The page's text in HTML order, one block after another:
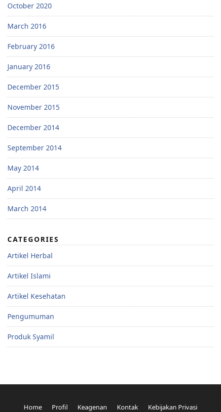
October 2020
March 2016
February 2016
January 2016
December 2015
November 2015
December 2014
September 2014
May 2014
April 2014
March 2014
CATEGORIES
Artikel Herbal
Artikel Islami
Artikel Kesehatan
Pengumuman
Produk Syamil
Home Profil Keagenan Kontak Kebijakan Privasi